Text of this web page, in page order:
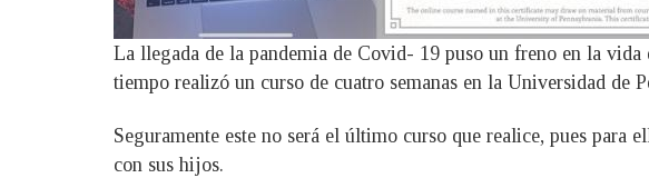
La llegada de la pandemia de Covid- 19 puso un freno en la
tiempo realizó un curso de cuatro semanas en la Universidad de
Seguramente este no será el último curso que realice, pues
con sus hijos.